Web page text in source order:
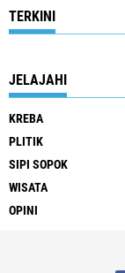
TERKINI
JELAJAHI
KREBA
PLITIK
SIPI SOPOK
WISATA
OPINI